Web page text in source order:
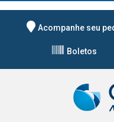
Acompanhe seu
Boletos